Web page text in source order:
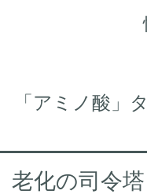
「アミノ酸」
老化の司令